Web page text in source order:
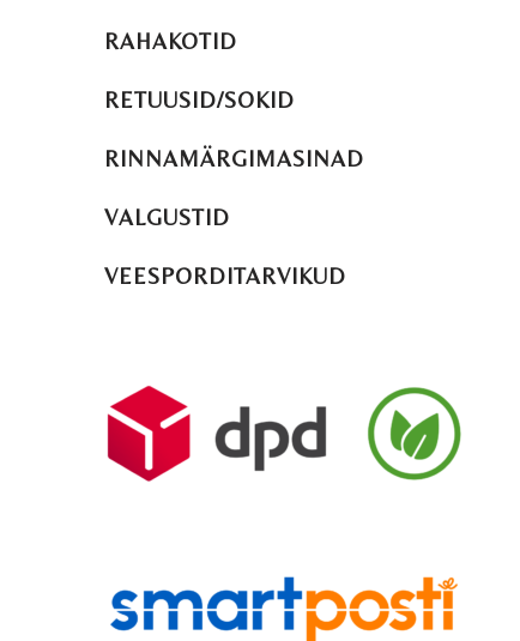
RAHAKOTID
RETUUSID/SOKID
RINNAMÄRGIMASINAD
VALGUSTID
VEESPORDITARVIKUD